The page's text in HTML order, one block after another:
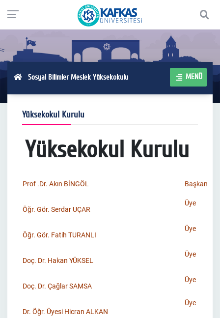
Sosyal Bilimler Meslek Yüksekokulu MENÜ
Yüksekokul Kurulu
Yüksekokul Kurulu
Prof .Dr. Akın BİNGÖL Başkan
Öğr. Gör. Serdar UÇAR
Üye
Öğr. Gör. Fatih TURANLI
Üye
Doç. Dr. Hakan YÜKSEL
Üye
Doç. Dr. Çağlar SAMSA
Üye
Dr. Öğr. Üyesi Hicran ALKAN
Üye